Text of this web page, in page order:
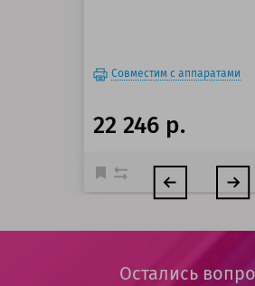
Совместим с аппаратами
22 246 р.
Остались